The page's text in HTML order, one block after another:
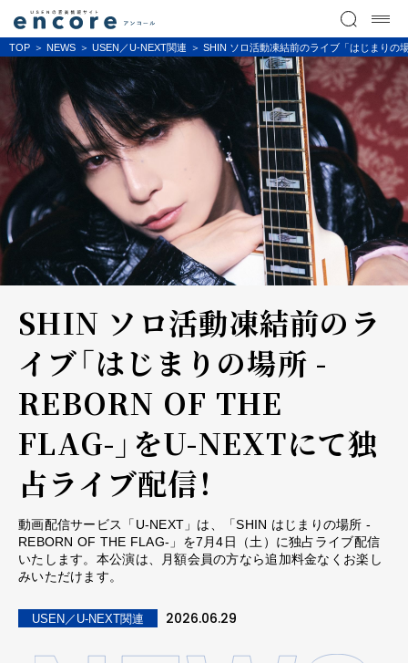
TOP NEWS USEN／U-NEXT関連 SHIN ソロ活動凍結前のライブ「はじまりの
SHIN ソロ活動凍結前のラ
イブ「はじまりの場所 -
REBORN OF THE
FLAG-」をU-NEXTにて独
占ライブ配信！
動画配信サービス「U-NEXT」は、「SHIN はじまりの場所 -
REBORN OF THE FLAG-」を7月4日（土）に独占ライブ配信
いたします。本公演は、月額会員の方なら追加料金なくお楽し
みいただけます。
USEN／U-NEXT関連 2026.06.29